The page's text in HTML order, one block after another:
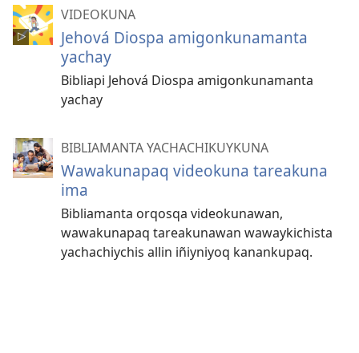
VIDEOKUNA
Jehová Diospa amigonkunamanta
yachay
Bibliapi Jehová Diospa amigonkunamanta
yachay
BIBLIAMANTA YACHACHIKUYKUNA
Wawakunapaq videokuna tareakuna
ima
Bibliamanta orqosqa videokunawan,
wawakunapaq tareakunawan wawaykichista
yachachiychis allin iñiyniyoq kanankupaq.